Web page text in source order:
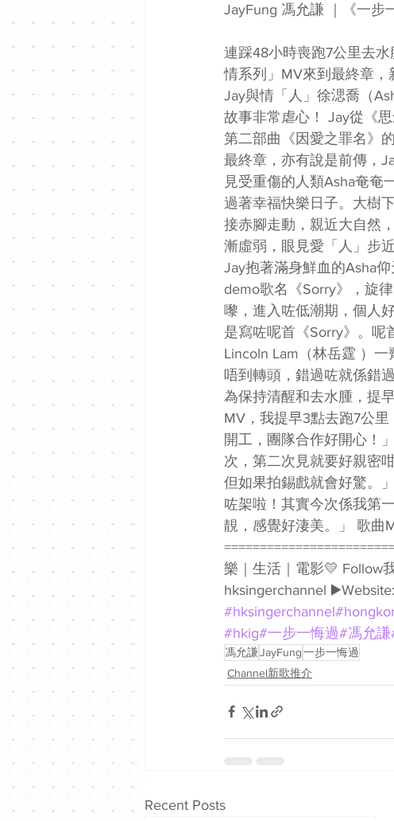
JayFung 馮允謙 ｜《一步
連踩48小時喪跑7公里去
情系列」MV來到最終章，
Jay與情「人」徐㴓喬（
故事非常虐心！ Jay從《
第二部曲《因愛之罪名》
最終章，亦有說是前傳，
見受重傷的人類Asha奄奄
過著幸福快樂日子。大樹
接赤腳走動，親近大自然
漸虛弱，眼見愛「人」步
Jay抱著滿身鮮血的Asha
demo歌名《Sorry》，旋
嚟，進入咗低潮期，個人
是寫咗呢首《Sorry》。呢
Lincoln Lam（林岳霆 ）
唔到轉頭，錯過咗就係錯
為保持清醒和去水腫，提
MV，我提早3點去跑7公
開工，團隊合作好開心！
次，第二次見就要好親密
但如果拍錫戲就會好驚。
咗架啦！其實今次係我第
靚，感覺好淒美。」 歌曲
樂｜生活｜電影💛 Follow
hksingerchannel
#hksingerchannel
#hkig#一步一悔過#馮允謙
馮允謙JayFung一步一悔過
Channel新歌推介
Recent Posts